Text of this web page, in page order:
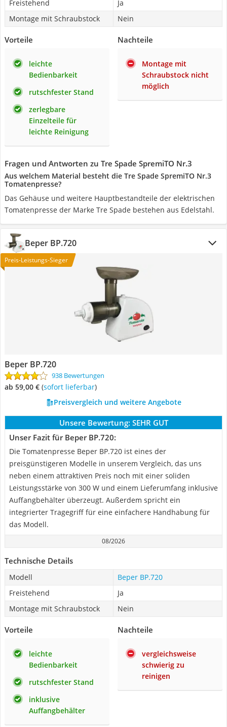
Freistehend
Ja
Montage mit Schraubstock
Nein
Vorteile
leichte
Bedienbarkeit
rutschfester Stand
zerlegbare
Einzelteile für
leichte Reinigung
Nachteile
Montage mit
Schraubstock nicht
möglich
Fragen und Antworten zu Tre Spade SpremiTO Nr.3
Aus welchem Material besteht die Tre Spade SpremiTO Nr.3
Tomatenpresse?
Das Gehäuse und weitere Hauptbestandteile der elektrischen
Tomatenpresse der Marke Tre Spade bestehen aus Edelstahl.
Beper BP.720
Preis-Leistungs-Sieger
Beper BP.720
938 Bewertungen
ab 59,00 € ( Sofort lieferbar)
Preisvergleich und weitere Angebote
Unsere Bewertung: SEHR GUT
Unser Fazit für Beper BP.720:
Die Tomatenpresse Beper BP.720 ist eines der
preisgünstigeren Modelle in unserem Vergleich, das uns
neben einem attraktiven Preis noch mit einer soliden
Leistungsstärke von 300 W und einem Lieferumfang inklusive
Auffangbehälter überzeugt. Außerdem spricht ein
integrierter Tragegriff für eine einfachere Handhabung für
das Modell.
08/2026
Technische Details
Modell
Beper BP.720
Freistehend
Ja
Montage mit Schraubstock
Nein
Vorteile
leichte
Bedienbarkeit
rutschfester Stand
inklusive
Auffangbehälter
Nachteile
vergleichsweise
schwierig zu
reinigen